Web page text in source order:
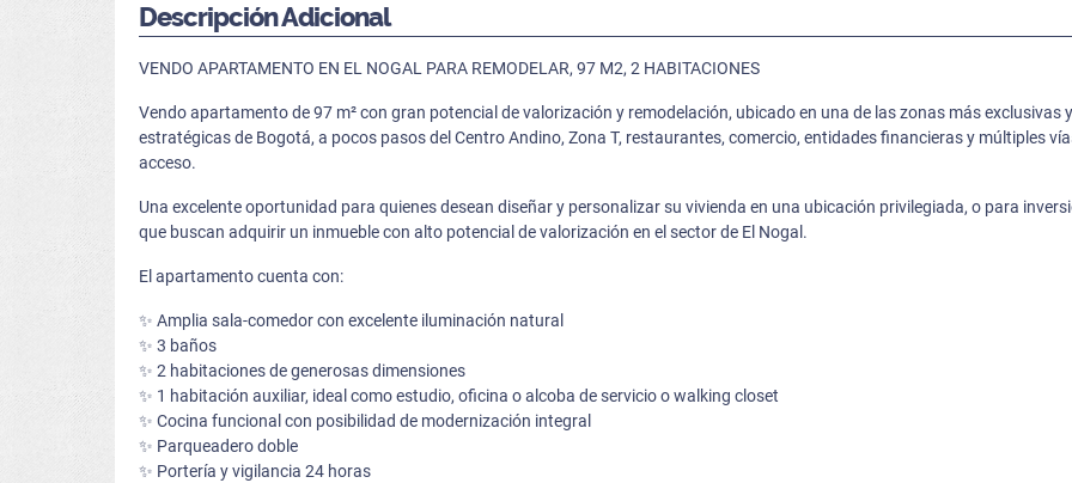
Descripción Adicional
VENDO APARTAMENTO EN EL NOGAL PARA REMODELAR, 97 M2, 2 HABITACIONES
Vendo apartamento de 97 m² con gran potencial de valorización y remodelación, ubicado en una de las zonas más exclusivas y
estratégicas de Bogotá, a pocos pasos del Centro Andino, Zona T, restaurantes, comercio, entidades financieras y múltiples
acceso.
Una excelente oportunidad para quienes desean diseñar y personalizar su vivienda en una ubicación privilegiada, o para
que buscan adquirir un inmueble con alto potencial de valorización en el sector de El Nogal.
El apartamento cuenta con:
✨ Amplia sala-comedor con excelente iluminación natural
✨ 3 baños
✨ 2 habitaciones de generosas dimensiones
✨ 1 habitación auxiliar, ideal como estudio, oficina o alcoba de servicio o walking closet
✨ Cocina funcional con posibilidad de modernización integral
✨ Parqueadero doble
✨ Portería y vigilancia 24 horas